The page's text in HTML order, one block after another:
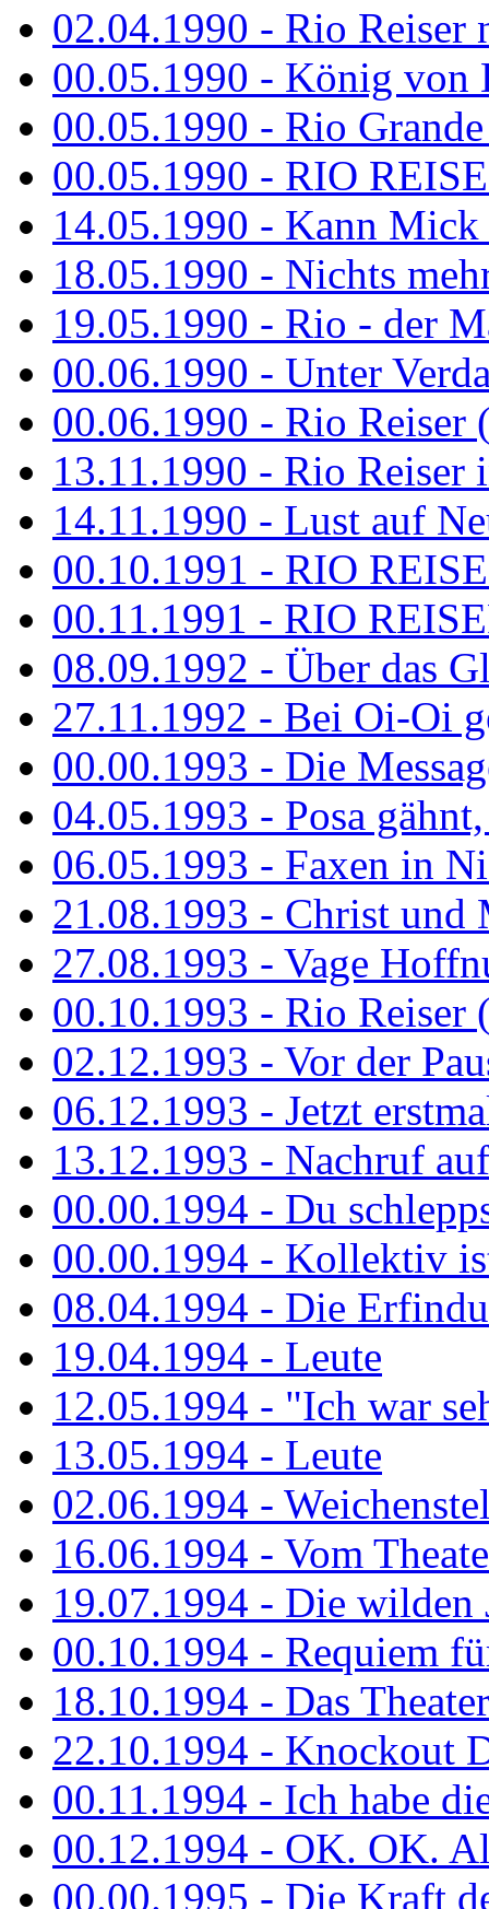
02.04.1990 - Rio
00.05.1990 - König von
00.05.1990 - Rio
00.05.1990 - RIO
14.05.1990 - Kann Mick
18.05.1990 - Nichts
19.05.1990 - Rio - der
00.06.1990 - Unter
00.06.1990 - Rio Reiser
13.11.1990 - Rio Reiser
14.11.1990 - Lust auf
00.10.1991 - RIO
00.11.1991 - RIO
08.09.1992 - Über das
27.11.1992 - Bei Oi-Oi
00.00.1993 - Die
04.05.1993 - Posa
06.05.1993 - Faxen in
21.08.1993 - Christ und
27.08.1993 - Vage
00.10.1993 - Rio Reiser
02.12.1993 - Vor der
06.12.1993 - Jetzt
13.12.1993 - Nachruf
00.00.1994 - Du
00.00.1994 - Kollektiv
08.04.1994 - Die
19.04.1994 - Leute
12.05.1994 - "Ich war
13.05.1994 - Leute
02.06.1994 -
16.06.1994 - Vom
19.07.1994 - Die wilden
00.10.1994 - Requiem
18.10.1994 - Das
22.10.1994 - Knockout
00.11.1994 - Ich habe
00.12.1994 - OK. OK.
00.00.1995 - Die Kraft